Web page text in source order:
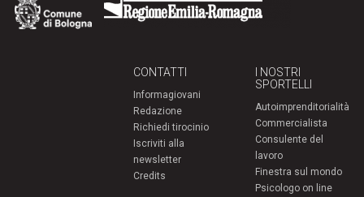
CONTATTI
Informagiovani
Redazione
Richiedi tirocinio
Iscriviti alla
newsletter
Credits
I NOSTRI
SPORTELLI
Autoimprenditorialità
Commercialista
Consulente del
lavoro
Finestra sul mondo
Psicologo on line